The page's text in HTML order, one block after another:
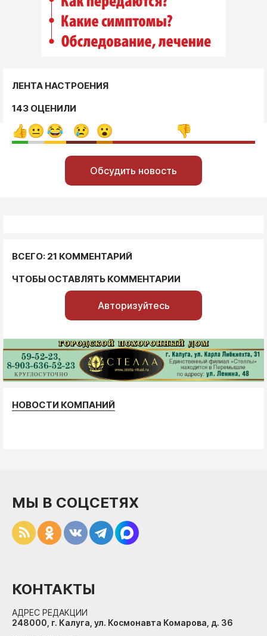
ЛЕНТА НАСТРОЕНИЯ
143 ОЦЕНИЛИ
Обсудить новость
ВСЕГО: 21 КОММЕНТАРИЙ
ЧТОБЫ ОСТАВЛЯТЬ КОММЕНТАРИИ
Авторизуйтесь
НОВОСТИ КОМПАНИЙ
МЫ В СОЦСЕТЯХ
КОНТАКТЫ
АДРЕС РЕДАКЦИИ
248000, г. Калуга, ул. Космонавта Комарова, д. 36